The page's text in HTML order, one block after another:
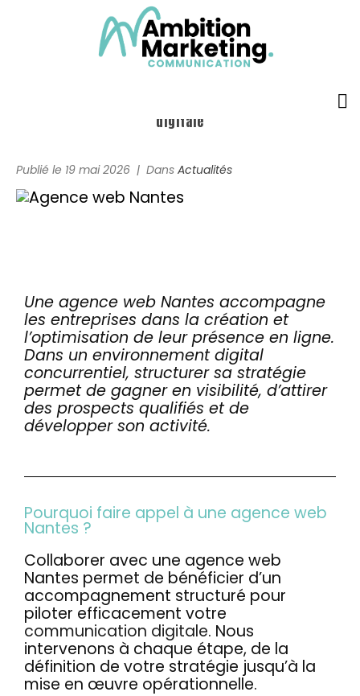
L’agence
Réalisations
Témoignages
Actualités
Contact
digitale
Publié le 19 mai 2026 Dans Actualités
Une agence web Nantes accompagne
les entreprises dans la création et
l’optimisation de leur présence en ligne.
Dans un environnement digital
concurrentiel, structurer sa stratégie
permet de gagner en visibilité, d’attirer
des prospects qualifiés et de
développer son activité.
Pourquoi faire appel à une agence web
Nantes ?
Collaborer avec une agence web
Nantes permet de bénéficier d’un
accompagnement structuré pour
piloter efficacement votre
communication digitale. Nous
intervenons à chaque étape, de la
définition de votre stratégie jusqu’à la
mise en œuvre opérationnelle.